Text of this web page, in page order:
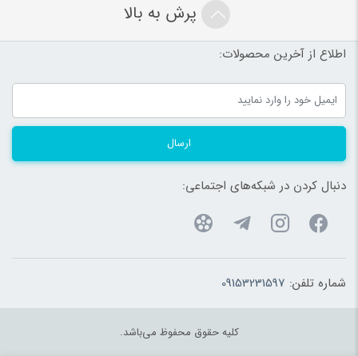
پرش به بالا
اطلاع از آخرین محصولات:
ارسال
دنبال کردن در شبکه‌های اجتماعی:
شماره تلفن: 09153231597
کلیه حقوق محفوظ می‌باشد.